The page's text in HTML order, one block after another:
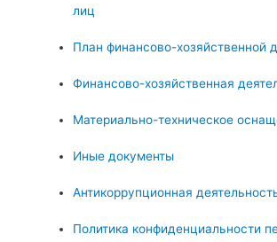
лиц
План финансово-хозяйственной
Финансово-хозяйственная
Материально-техническое
Иные документы
Антикоррупционная
Политика конфиденциальности